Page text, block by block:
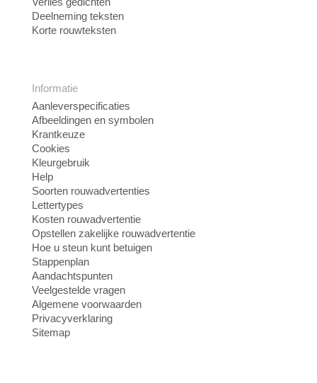
Deelneming teksten
Korte rouwteksten
Informatie
Aanleverspecificaties
Afbeeldingen en symbolen
Krantkeuze
Cookies
Kleurgebruik
Help
Soorten rouwadvertenties
Lettertypes
Kosten rouwadvertentie
Opstellen zakelijke rouwadvertentie
Hoe u steun kunt betuigen
Stappenplan
Aandachtspunten
Veelgestelde vragen
Algemene voorwaarden
Privacyverklaring
Sitemap